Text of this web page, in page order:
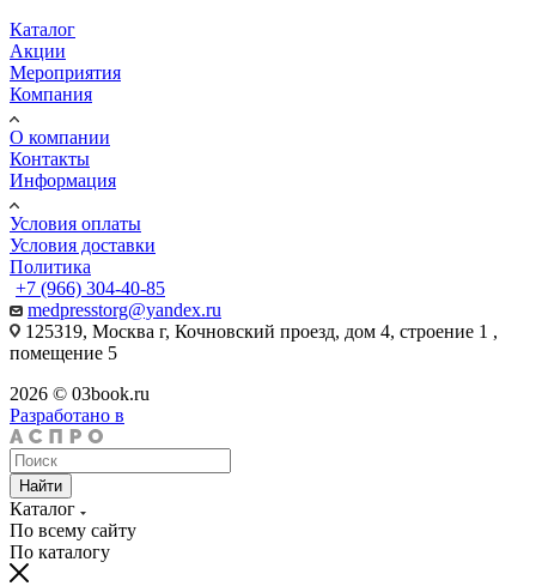
Каталог
Акции
Мероприятия
Компания
О компании
Контакты
Информация
Условия оплаты
Условия доставки
Политика
+7 (966) 304-40-85
medpresstorg@yandex.ru
125319, Москва г, Кочновский проезд, дом 4, строение 1 ,
помещение 5
2026 © 03book.ru
Разработано в
Найти
Каталог
По всему сайту
По каталогу